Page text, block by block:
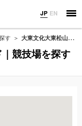
JP EN
す 大東文化大東松山グラウンド｜競技場を探す
競技場を探す